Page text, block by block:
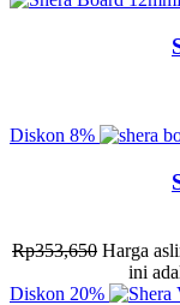
Diskon 8%
Rp353,650 Harga
ini
Diskon 20%